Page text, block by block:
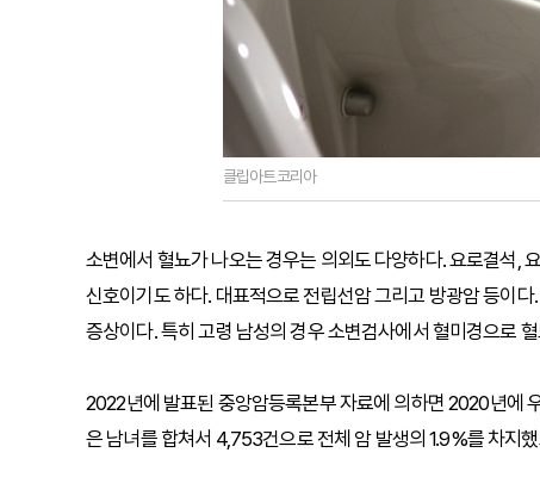
클립아트코리아
소변에서 혈뇨가 나오는 경우는 의외도 다양하다. 요로결석,
신호이기도 하다. 대표적으로 전립선암 그리고 방광암 등이
증상이다. 특히 고령 남성의 경우 소변검사에서 혈미경으로
2022년에 발표된 중앙암등록본부 자료에 의하면 2020년에
은 남녀를 합쳐서 4,753건으로 전체 암 발생의 1.9%를 차지